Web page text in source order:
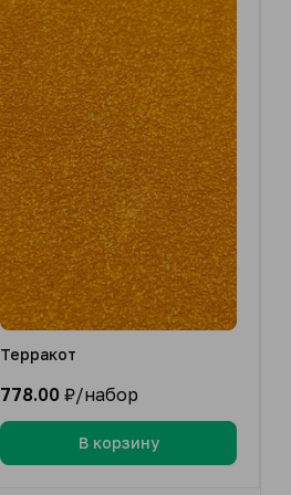
Терракот
778.00 ₽/набор
В корзину